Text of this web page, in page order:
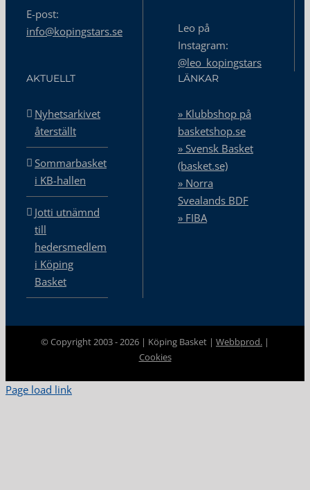
E-post:
info@kopingstars.se
Leo på
Instagram:
@leo_kopingstars
AKTUELLT
Nyhetsarkivet
återställt
Sommarbasket
i KB-hallen
Jotti utnämnd
till
hedersmedlem
i Köping
Basket
LÄNKAR
» Klubbshop på
basketshop.se
» Svensk Basket
(basket.se)
» Norra
Svealands BDF
» FIBA
© Copyright 2003 -2026 | Köping Basket | Webbprod. |
Cookies
Page load link